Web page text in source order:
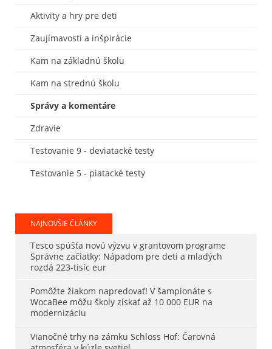
Aktivity a hry pre deti
Zaujímavosti a inšpirácie
Kam na základnú školu
Kam na strednú školu
Správy a komentáre
Zdravie
Testovanie 9 - deviatacké testy
Testovanie 5 - piatacké testy
NAJNOVŠIE ČLÁNKY
Tesco spúšťa novú výzvu v grantovom programe
Správne začiatky: Nápadom pre deti a mladých
rozdá 223-tisíc eur
Pomôžte žiakom napredovať! V šampionáte s
WocaBee môžu školy získať až 10 000 EUR na
modernizáciu
Vianočné trhy na zámku Schloss Hof: Čarovná